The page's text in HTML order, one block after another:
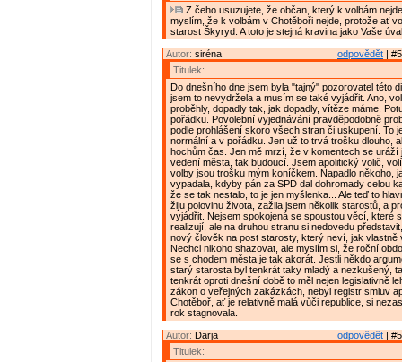
Z čeho usuzujete, že občan, který k volbám
myslím, že k volbám v Chotěboři nejde, protože ať
starost Škyryd. A toto je stejná kravina jako Vaše
odpovědět |
Autor: siréna
Titulek:
Do dnešního dne jsem byla "tajný" pozorovatel této
jsem to nevydržela a musím se také vyjádřit. Ano,
proběhly, dopadly tak, jak dopadly, vítěze máme.
pořádku. Povolební vyjednávání pravděpodobně
podle prohlášení skoro všech stran či uskupení. To
normální a v pořádku. Jen už to trvá trošku dlouho,
hochům čas. Jen mě mrzí, že v komentech se uráží
vedení města, tak budoucí. Jsem apolitický volič,
volby jsou trošku mým koníčkem. Napadlo někoho,
vypadala, kdyby pán za SPD dal dohromady celou
že se tak nestalo, to je jen myšlenka... Ale teď to
žiju polovinu života, zažila jsem několik starostů, a
vyjádřit. Nejsem spokojená se spoustou věcí, které
realizují, ale na druhou stranu si nedovedu
nový člověk na post starosty, který neví, jak vlastně
Nechci nikoho shazovat, ale myslím si, že roční
se s chodem města je tak akorát. Jestli někdo
starý starosta byl tenkrát taky mladý a nezkušený,
tenkrát oproti dnešní době to měl nejen legislativně
zákon o veřejných zakázkách, nebyl registr smluv
Chotěboř, ať je relativně malá vůči republice, si
rok stagnovala.
odpovědět |
Autor: Darja
Titulek: